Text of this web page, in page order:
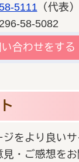
5111 （代表）
58-5082
合わせをする
をより良い
・ご感想をお